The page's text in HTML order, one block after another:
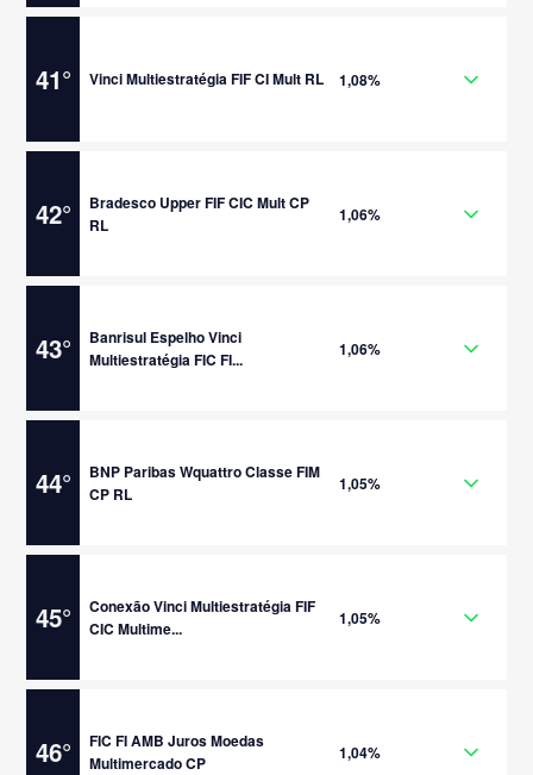
41° Vinci Multiestratégia FIF CI Mult RL 1,08%
42°
Bradesco Upper FIF CIC Mult CP
RL
1,06%
43°
Banrisul Espelho Vinci
Multiestratégia FIC FI...
1,06%
44°
BNP Paribas Wquattro Classe FIM
CP RL
1,05%
45°
Conexão Vinci Multiestratégia FIF
CIC Multime...
1,05%
46°
FIC FI AMB Juros Moedas
Multimercado CP
1,04%